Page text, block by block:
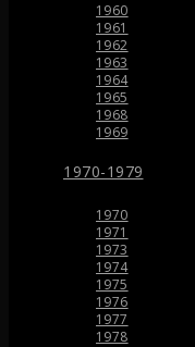
1960
1961
1962
1963
1964
1965
1968
1969
1970-1979
1970
1971
1973
1974
1975
1976
1977
1978